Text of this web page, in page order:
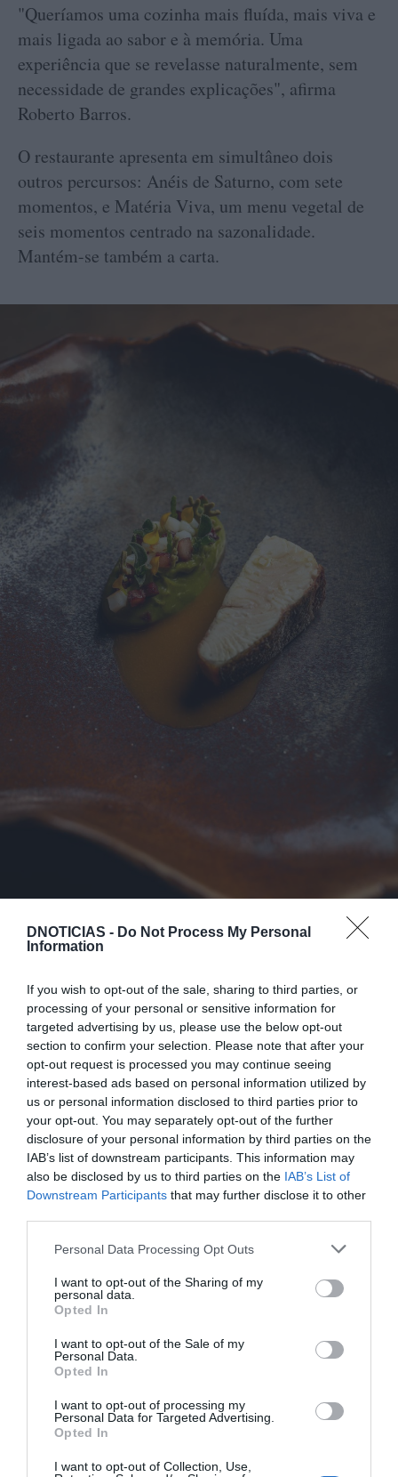
DNOTICIAS - Do Not Process My Personal
Information
If you wish to opt-out of the sale, sharing to third parties, or
processing of your personal or sensitive information for
targeted advertising by us, please use the below opt-out
section to confirm your selection. Please note that after your
opt-out request is processed you may continue seeing
interest-based ads based on personal information utilized by
us or personal information disclosed to third parties prior to
your opt-out. You may separately opt-out of the further
disclosure of your personal information by third parties on the
IAB’s list of downstream participants. This information may
also be disclosed by us to third parties on the IAB’s List of
Downstream Participants that may further disclose it to other
Please note that this website/app uses one or more Google
not limited to your visit or usage behaviour. You may click to
grant or deny consent to Google and its third-party tags to
use your data for below specified purposes in below Google
consent section.
Personal Data Processing Opt Outs
I want to opt-out of the Sharing of my
personal data.
Opted In
I want to opt-out of the Sale of my
Personal Data.
Opted In
I want to opt-out of processing my
Personal Data for Targeted Advertising.
Opted In
I want to opt-out of Collection, Use,
"Queríamos uma cozinha mais fluída, mais viva e
mais ligada ao sabor e à memória. Uma
experiência que se revelasse naturalmente, sem
necessidade de grandes explicações", afirma
Roberto Barros.
O restaurante apresenta em simultâneo dois
outros percursos: Anéis de Saturno, com sete
momentos, e Matéria Viva, um menu vegetal de
seis momentos centrado na sazonalidade.
Mantém-se também a carta.
artesanalmente em Portugal pelo Studio Neves
em exclusivo para o Galáxia, que vão surgindo ao
longo do serviço.
Com 24 lugares e vista sobre o Atlântico, o
Galáxia Skyfood posiciona-se num registo que
procura afastar-se da formalidade tradicional da
alta cozinha, apostando num serviço descrito pela
casa como mais próximo e espontâneo, sem
abdicar de rigor técnico.
GALÁXIA SKYFOOD GASTRONOMIA À MESA
Comentários
Últimas
ROTEIRO